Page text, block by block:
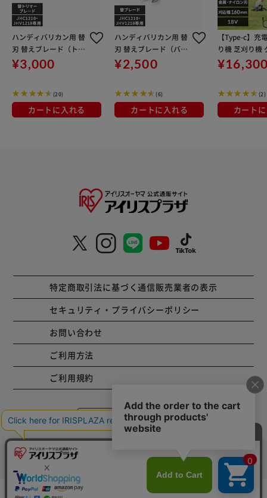
ハンディバリカン用 替
刃 替えブレード（トリ
マー）10.8V／18V ブ
レードのみ JHC18KT
¥3,000
(20)
カートに入れる
ハンディバリカン用 替
刃 替えブレード（バリ
カン） 10.8V／18V ブ
レードのみ JHC12KB
¥2,500
(6)
カートに入れる
【Type-c】充
り機 芝刈り機
リマー
サンドベージ
(2)
カート
特定商取引法に基づく通信販売業者の表示
セキュリティ・プライバシーポリシー
お問い合わせ
ご利用方法
ご利用規約
コーポレートサイト
Copyright © 2001 IRISPLAZA. ALL Rights Reserved.